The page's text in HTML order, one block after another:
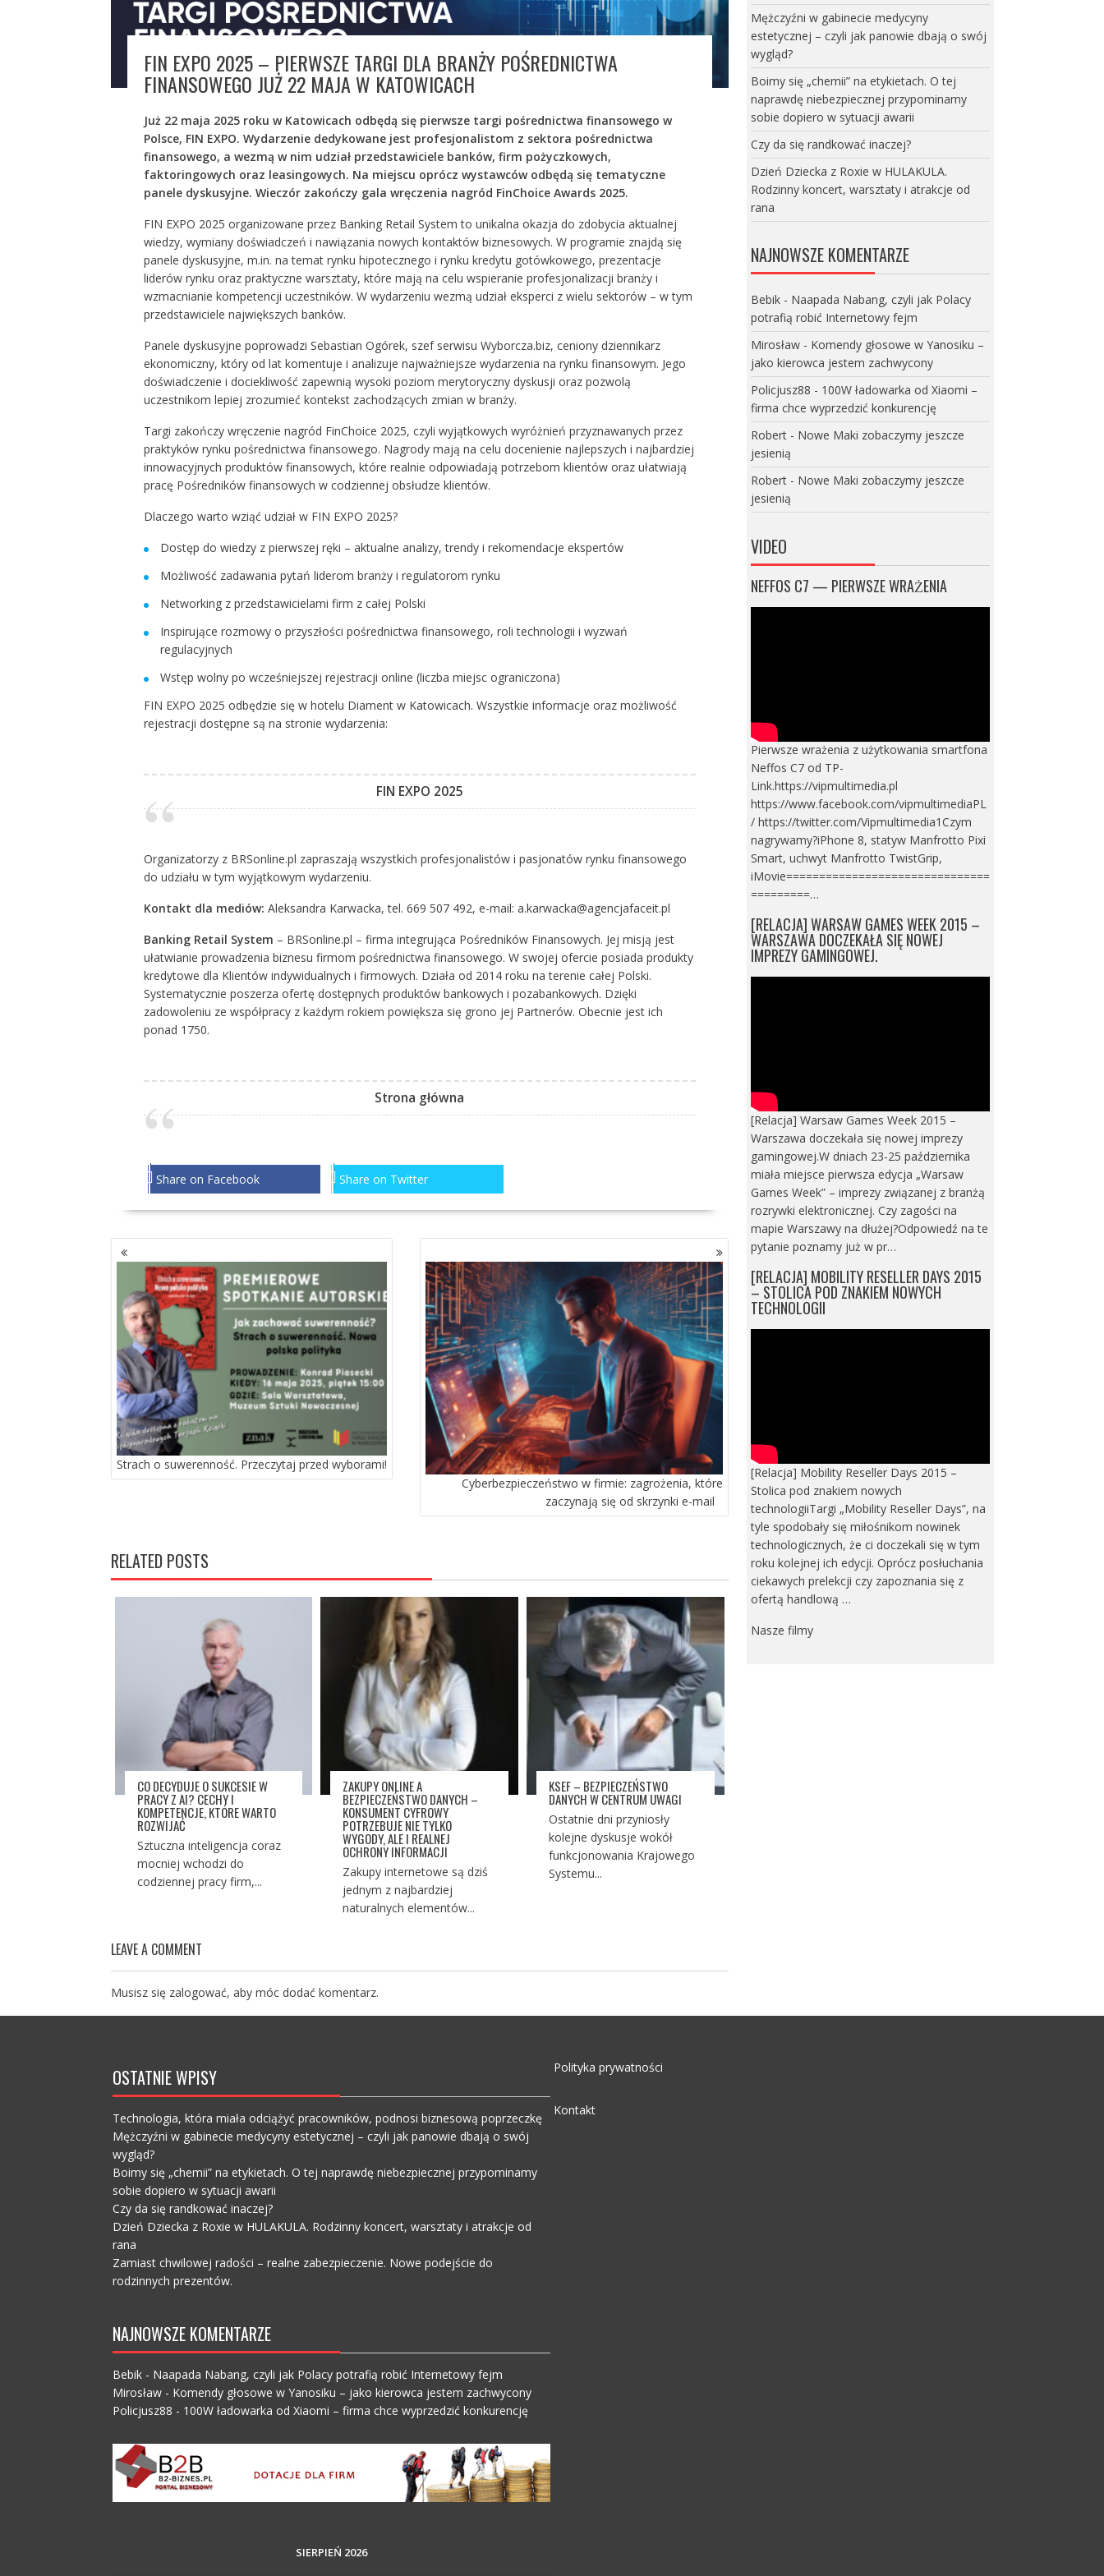
FIN EXPO 2025 – PIERWSZE TARGI DLA BRANŻY POŚREDNICTWA
FINANSOWEGO JUŻ 22 MAJA W KATOWICACH
Już 22 maja 2025 roku w Katowicach odbędą się pierwsze targi pośrednictwa finansowego w
Polsce, FIN EXPO. Wydarzenie dedykowane jest profesjonalistom z sektora pośrednictwa
finansowego, a wezmą w nim udział przedstawiciele banków, firm pożyczkowych,
faktoringowych oraz leasingowych. Na miejscu oprócz wystawców odbędą się tematyczne
panele dyskusyjne. Wieczór zakończy gala wręczenia nagród FinChoice Awards 2025.
FIN EXPO 2025 organizowane przez Banking Retail System to unikalna okazja do zdobycia aktualnej
wiedzy, wymiany doświadczeń i nawiązania nowych kontaktów biznesowych. W programie znajdą się
panele dyskusyjne, m.in. na temat rynku hipotecznego i rynku kredytu gotówkowego, prezentacje
liderów rynku oraz praktyczne warsztaty, które mają na celu wspieranie profesjonalizacji branży i
wzmacnianie kompetencji uczestników. W wydarzeniu wezmą udział eksperci z wielu sektorów – w tym
przedstawiciele największych banków.
Panele dyskusyjne poprowadzi Sebastian Ogórek, szef serwisu Wyborcza.biz, ceniony dziennikarz
ekonomiczny, który od lat komentuje i analizuje najważniejsze wydarzenia na rynku finansowym. Jego
doświadczenie i dociekliwość zapewnią wysoki poziom merytoryczny dyskusji oraz pozwolą
uczestnikom lepiej zrozumieć kontekst zachodzących zmian w branży.
Targi zakończy wręczenie nagród FinChoice 2025, czyli wyjątkowych wyróżnień przyznawanych przez
praktyków rynku pośrednictwa finansowego. Nagrody mają na celu docenienie najlepszych i najbardziej
innowacyjnych produktów finansowych, które realnie odpowiadają potrzebom klientów oraz ułatwiają
pracę Pośredników finansowych w codziennej obsłudze klientów.
Dlaczego warto wziąć udział w FIN EXPO 2025?
Dostęp do wiedzy z pierwszej ręki – aktualne analizy, trendy i rekomendacje ekspertów
Możliwość zadawania pytań liderom branży i regulatorom rynku
Networking z przedstawicielami firm z całej Polski
Inspirujące rozmowy o przyszłości pośrednictwa finansowego, roli technologii i wyzwań
regulacyjnych
Wstęp wolny po wcześniejszej rejestracji online (liczba miejsc ograniczona)
FIN EXPO 2025 odbędzie się w hotelu Diament w Katowicach. Wszystkie informacje oraz możliwość
rejestracji dostępne są na stronie wydarzenia:
FIN EXPO 2025
Organizatorzy z BRSonline.pl zapraszają wszystkich profesjonalistów i pasjonatów rynku finansowego
do udziału w tym wyjątkowym wydarzeniu.
Kontakt dla mediów: Aleksandra Karwacka, tel. 669 507 492, e-mail: a.karwacka@agencjafaceit.pl
Banking Retail System – BRSonline.pl – firma integrująca Pośredników Finansowych. Jej misją jest
ułatwianie prowadzenia biznesu firmom pośrednictwa finansowego. W swojej ofercie posiada produkty
kredytowe dla Klientów indywidualnych i firmowych. Działa od 2014 roku na terenie całej Polski.
Systematycznie poszerza ofertę dostępnych produktów bankowych i pozabankowych. Dzięki
zadowoleniu ze współpracy z każdym rokiem powiększa się grono jej Partnerów. Obecnie jest ich
ponad 1750.
Strona główna
Share on Facebook Share on Twitter
NAWIGACJA
PO
WPISACH
Strach o suwerenność. Przeczytaj przed wyborami!
Cyberbezpieczeństwo w firmie: zagrożenia, które
zaczynają się od skrzynki e-mail
RELATED POSTS
CO DECYDUJE O SUKCESIE W
PRACY Z AI? CECHY I
KOMPETENCJE, KTÓRE WARTO
ROZWIJAĆ
Sztuczna inteligencja coraz
mocniej wchodzi do
codziennej pracy firm,...
ZAKUPY ONLINE A
BEZPIECZEŃSTWO DANYCH –
KONSUMENT CYFROWY
POTRZEBUJE NIE TYLKO
WYGODY, ALE I REALNEJ
OCHRONY INFORMACJI
Zakupy internetowe są dziś
jednym z najbardziej
naturalnych elementów...
KSEF – BEZPIECZEŃSTWO
DANYCH W CENTRUM UWAGI
Ostatnie dni przyniosły
kolejne dyskusje wokół
funkcjonowania Krajowego
Systemu...
LEAVE A COMMENT
Musisz się zalogować, aby móc dodać komentarz.
Mężczyźni w gabinecie medycyny
estetycznej – czyli jak panowie dbają o swój
wygląd?
Boimy się „chemii” na etykietach. O tej
naprawdę niebezpiecznej przypominamy
sobie dopiero w sytuacji awarii
Czy da się randkować inaczej?
Dzień Dziecka z Roxie w HULAKULA.
Rodzinny koncert, warsztaty i atrakcje od
rana
NAJNOWSZE KOMENTARZE
Bebik- Naapada Nabang, czyli jak Polacy
potrafią robić Internetowy fejm
Mirosław- Komendy głosowe w Yanosiku –
jako kierowca jestem zachwycony
Policjusz88 - 100W ładowarka od Xiaomi –
firma chce wyprzedzić konkurencję
Robert- Nowe Maki zobaczymy jeszcze
jesienią
Robert- Nowe Maki zobaczymy jeszcze
jesienią
VIDEO
NEFFOS C7 — PIERWSZE WRAŻENIA
Pierwsze wrażenia z użytkowania smartfona
Neffos C7 od TP-
Link.https://vipmultimedia.pl
https://www.facebook.com/vipmultimediaPL
/ https://twitter.com/Vipmultimedia1Czym
nagrywamy?iPhone 8, statyw Manfrotto Pixi
Smart, uchwyt Manfrotto TwistGrip,
iMovie===============================
=========…
[RELACJA] WARSAW GAMES WEEK 2015 –
WARSZAWA DOCZEKAŁA SIĘ NOWEJ
IMPREZY GAMINGOWEJ.
[Relacja] Warsaw Games Week 2015 –
Warszawa doczekała się nowej imprezy
gamingowej.W dniach 23-25 października
miała miejsce pierwsza edycja „Warsaw
Games Week” – imprezy związanej z branżą
rozrywki elektronicznej. Czy zagości na
mapie Warszawy na dłużej?Odpowiedź na te
pytanie poznamy już w pr…
[RELACJA] MOBILITY RESELLER DAYS 2015
– STOLICA POD ZNAKIEM NOWYCH
TECHNOLOGII
[Relacja] Mobility Reseller Days 2015 –
Stolica pod znakiem nowych
technologiiTargi „Mobility Reseller Days”, na
tyle spodobały się miłośnikom nowinek
technologicznych, że ci doczekali się w tym
roku kolejnej ich edycji. Oprócz posłuchania
ciekawych prelekcji czy zapoznania się z
ofertą handlową …
Nasze filmy
OSTATNIE WPISY
Technologia, która miała odciążyć pracowników, podnosi biznesową poprzeczkę
Mężczyźni w gabinecie medycyny estetycznej – czyli jak panowie dbają o swój
wygląd?
Boimy się „chemii” na etykietach. O tej naprawdę niebezpiecznej przypominamy
sobie dopiero w sytuacji awarii
Czy da się randkować inaczej?
Dzień Dziecka z Roxie w HULAKULA. Rodzinny koncert, warsztaty i atrakcje od
rana
Zamiast chwilowej radości – realne zabezpieczenie. Nowe podejście do
rodzinnych prezentów.
NAJNOWSZE KOMENTARZE
Bebik- Naapada Nabang, czyli jak Polacy potrafią robić Internetowy fejm
Mirosław- Komendy głosowe w Yanosiku – jako kierowca jestem zachwycony
Policjusz88 - 100W ładowarka od Xiaomi – firma chce wyprzedzić konkurencję
SIERPIEŃ 2026
Polityka prywatności
Kontakt